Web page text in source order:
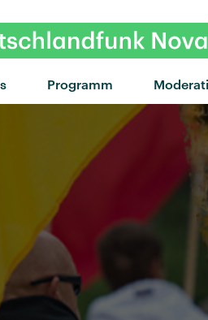
Programm
"On Ira" von